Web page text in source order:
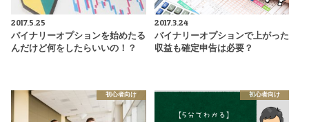
2017.5.25
バイナリーオプションを始めたる
んだけど何をしたらいいの！？
2017.3.24
バイナリーオプションで上がった
収益も確定申告は必要？
初心者向け 初心者向け